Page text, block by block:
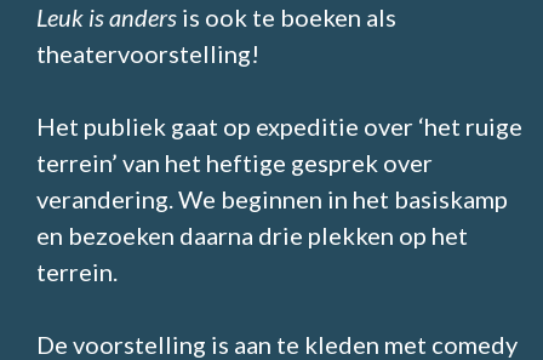
Leuk is anders is ook te boeken als
theatervoorstelling!
Het publiek gaat op expeditie over ‘het ruige
terrein’ van het heftige gesprek over
verandering. We beginnen in het basiskamp
en bezoeken daarna drie plekken op het
terrein.
De voorstelling is aan te kleden met comedy